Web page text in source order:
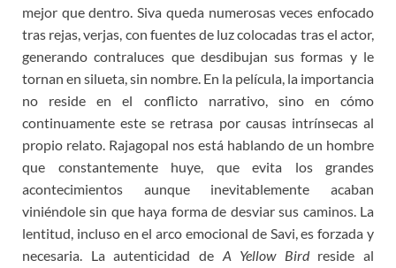
mejor que dentro. Siva queda numerosas veces enfocado
tras rejas, verjas, con fuentes de luz colocadas tras el actor,
generando contraluces que desdibujan sus formas y le
tornan en silueta, sin nombre. En la película, la importancia
no reside en el conflicto narrativo, sino en cómo
continuamente este se retrasa por causas intrínsecas al
propio relato. Rajagopal nos está hablando de un hombre
que constantemente huye, que evita los grandes
acontecimientos aunque inevitablemente acaban
viniéndole sin que haya forma de desviar sus caminos. La
lentitud, incluso en el arco emocional de Savi, es forzada y
necesaria. La autenticidad de A Yellow Birdreside al